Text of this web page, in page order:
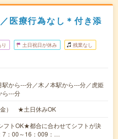
医療行為なし＊付き添
土日祝日が休み 残業なし
から---分／木ノ本駅から---分／虎姫
ら---分
金） ★土日休みOK
フトOK★都合に合わせてシフトが決
7：00～16：009：…